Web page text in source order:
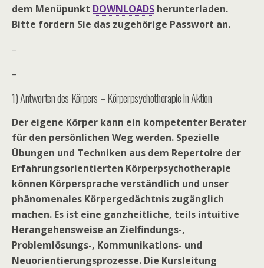
dem Menüpunkt DOWNLOADS herunterladen.
Bitte fordern Sie das zugehörige Passwort an.
–
–
1) Antworten des Körpers – Körperpsychotherapie in Aktion
Der eigene Körper kann ein kompetenter Berater
für den persönlichen Weg werden. Spezielle
Übungen und Techniken aus dem Repertoire der
Erfahrungsorientierten Körperpsychotherapie
können Körpersprache verständlich und unser
phänomenales Körpergedächtnis zugänglich
machen. Es ist eine ganzheitliche, teils intuitive
Herangehensweise an Zielfindungs-,
Problemlösungs-, Kommunikations- und
Neuorientierungsprozesse. Die Kursleitung